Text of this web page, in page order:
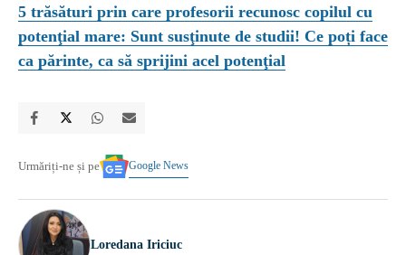
5 trăsături prin care profesorii recunosc copilul cu
potenţial mare: Sunt susţinute de studii! Ce poți face
ca părinte, ca să sprijini acel potenţial
Urmăriți-ne și pe Google News
Loredana Iriciuc